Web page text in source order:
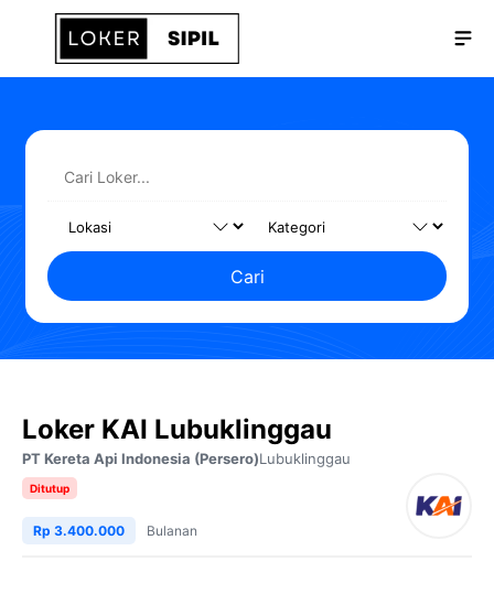
Langsung
Cari
Loker KAI Lubuklinggau
PT Kereta Api Indonesia (Persero)Lubuklinggau
Ditutup
Rp 3.400.000 Bulanan